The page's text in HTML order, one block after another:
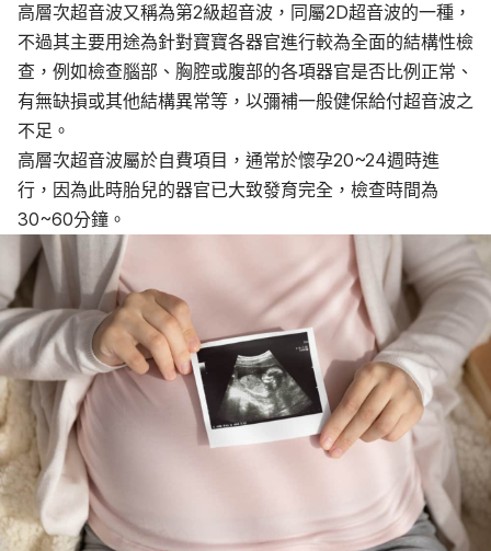
高層次超音波又稱為第2級超音波，同屬2D超音波的一種，
不過其主要用途為針對寶寶各器官進行較為全面的結構性檢
查，例如檢查腦部、胸腔或腹部的各項器官是否比例正常、
有無缺損或其他結構異常等，以彌補一般健保給付超音波之
不足。
高層次超音波屬於自費項目，通常於懷孕20~24週時進
行，因為此時胎兒的器官已大致發育完全，檢查時間為
30~60分鐘。